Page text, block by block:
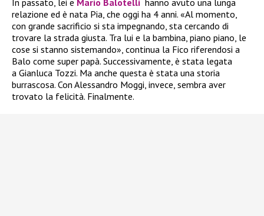
In passato, lei e Mario Balotelli hanno avuto una lunga
relazione ed è nata Pia, che oggi ha 4 anni. «Al momento,
con grande sacrificio si sta impegnando, sta cercando di
trovare la strada giusta. Tra lui e la bambina, piano piano, le
cose si stanno sistemando», continua la Fico riferendosi a
Balo come super papà. Successivamente, è stata legata
a Gianluca Tozzi. Ma anche questa è stata una storia
burrascosa. Con Alessandro Moggi, invece, sembra aver
trovato la felicità. Finalmente.